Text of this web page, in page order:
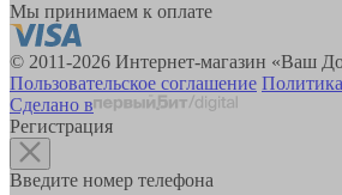
Мы принимаем к оплате
© 2011-2026 Интернет-магазин «Ваш
Пользовательское соглашение
Сделано в
Регистрация
Введите номер телефона